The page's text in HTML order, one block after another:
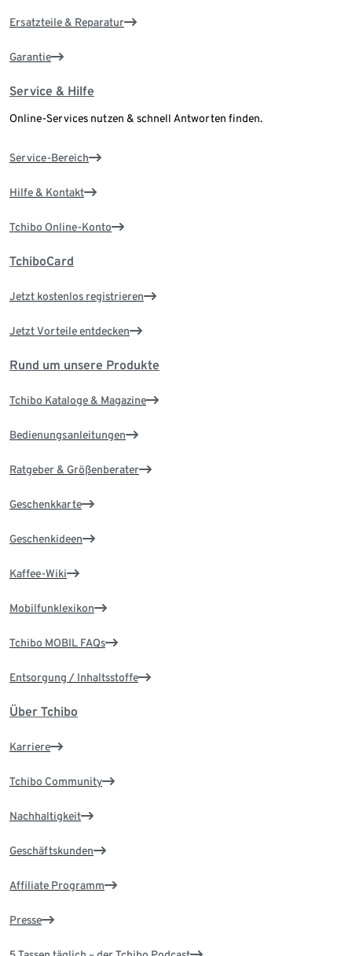
Ersatzteile & Reparatur
Garantie
Service & Hilfe
Online-Services nutzen & schnell Antworten finden.
Service-Bereich
Hilfe & Kontakt
Tchibo Online-Konto
TchiboCard
Jetzt kostenlos registrieren
Jetzt Vorteile entdecken
Rund um unsere Produkte
Tchibo Kataloge & Magazine
Bedienungsanleitungen
Ratgeber & Größenberater
Geschenkkarte
Geschenkideen
Kaffee-Wiki
Mobilfunklexikon
Tchibo MOBIL FAQs
Entsorgung / Inhaltsstoffe
Über Tchibo
Karriere
Tchibo Community
Nachhaltigkeit
Geschäftskunden
Affiliate Programm
Presse